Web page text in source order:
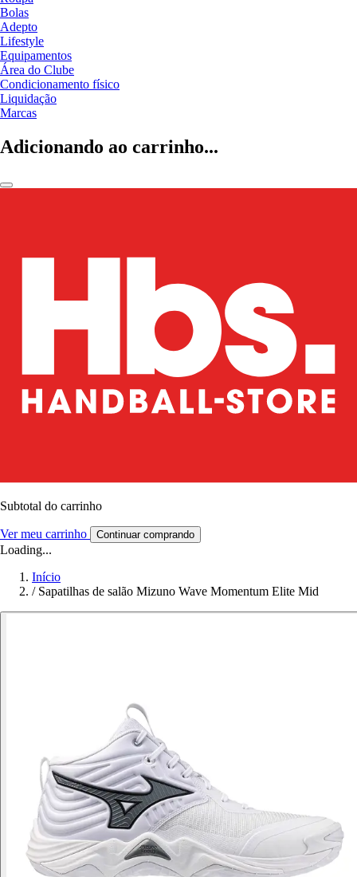
Bolas
Adepto
Lifestyle
Equipamentos
Área do Clube
Condicionamento físico
Liquidação
Marcas
Adicionando ao carrinho...
Subtotal do carrinho
Ver meu carrinho Continuar comprando
Loading...
Início
/ Sapatilhas de salão Mizuno Wave Momentum Elite Mid